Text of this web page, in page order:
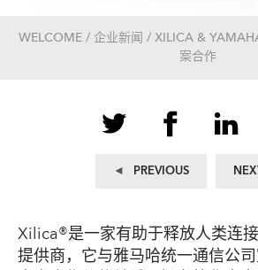
WELCOME / 企业新闻 / XILICA &
案合作
航
PREVIOUS NEXT
Xilica®是一家有助于释放人类连
提供商，它与雅马哈统一通信公